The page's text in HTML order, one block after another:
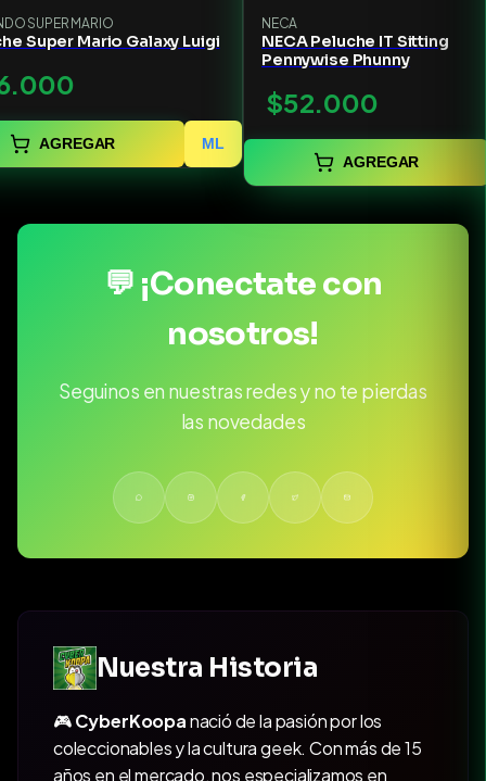
SUPER MARIO
Super Mario Galaxy Luigi
AGREGAR ML
NECA
NECA Peluche IT Sitting
Pennywise Phunny
$52.000
AGREGAR
💬 ¡Conectate con
nosotros!
Seguinos en nuestras redes y no te pierdas
las novedades
Nuestra Historia
🎮CyberKoopanació de la pasión por los
coleccionables y la cultura geek. Con más de 15
años en el mercado, nos especializamos en